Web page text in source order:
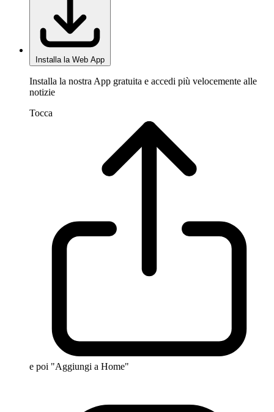
Installa la Web App
Installa la nostra App gratuita e accedi più velocemente alle
notizie
Tocca
e poi "Aggiungi a Home"